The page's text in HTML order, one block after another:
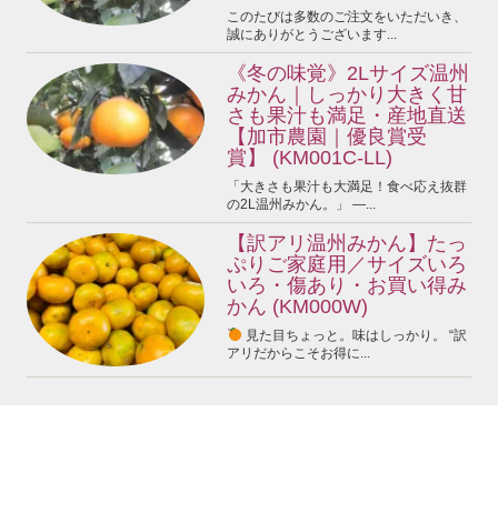
このたびは多数のご注文をいただいき、
誠にありがとうございます...
《冬の味覚》2Lサイズ温州
みかん｜しっかり大きく甘
さも果汁も満足・産地直送
【加市農園｜優良賞受
賞】 (KM001C-LL)
「大きさも果汁も大満足！食べ応え抜群
の2L温州みかん。」 —...
【訳アリ温州みかん】たっ
ぷりご家庭用／サイズいろ
いろ・傷あり・お買い得み
かん (KM000W)
見た目ちょっと。味はしっかり。 “訳
アリだからこそお得に...